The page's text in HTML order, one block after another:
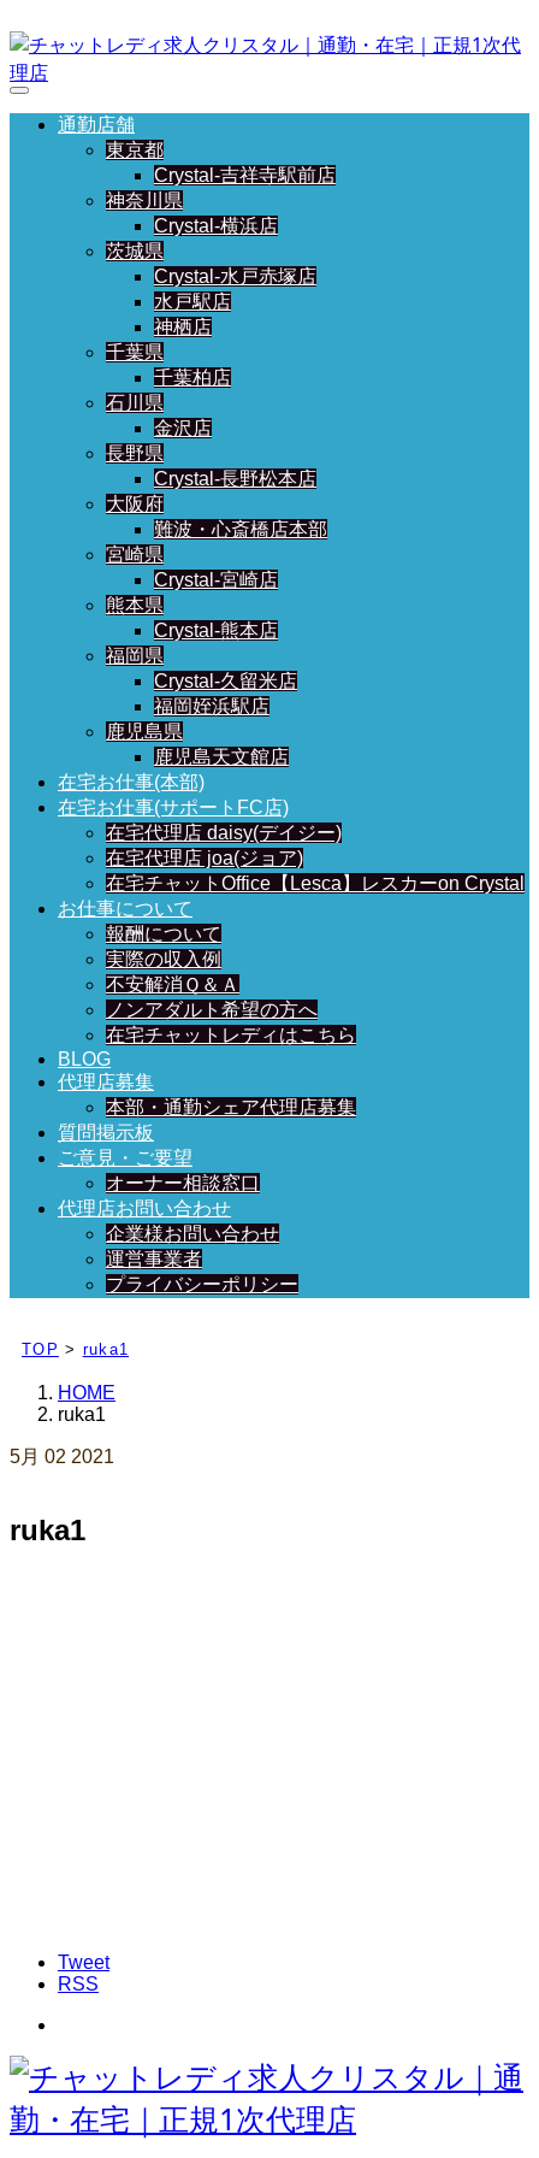
通勤店舗
東京都
Crystal-吉祥寺駅前店
神奈川県
Crystal-横浜店
茨城県
Crystal-水戸赤塚店
水戸駅店
神栖店
千葉県
千葉柏店
石川県
金沢店
長野県
Crystal-長野松本店
大阪府
難波・心斎橋店本部
宮崎県
Crystal-宮崎店
熊本県
Crystal-熊本店
福岡県
Crystal-久留米店
福岡姪浜駅店
鹿児島県
鹿児島天文館店
在宅お仕事(本部)
在宅お仕事(サポートFC店)
在宅代理店 daisy(デイジー)
在宅代理店 joa(ジョア)
在宅チャットOffice【Lesca】レスカーon Crystal
お仕事について
報酬について
実際の収入例
不安解消Ｑ＆Ａ
ノンアダルト希望の方へ
在宅チャットレディはこちら
BLOG
代理店募集
本部・通勤シェア代理店募集
質問掲示板
ご意見・ご要望
オーナー相談窓口
代理店お問い合わせ
企業様お問い合わせ
運営事業者
プライバシーポリシー
TOP > ruka1
HOME
ruka1
5月 02 2021
ruka1
Tweet
RSS